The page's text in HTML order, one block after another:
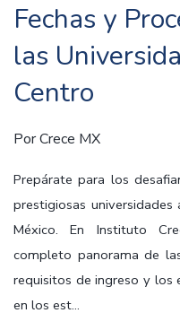
Fechas y
las
Centro
PorCrece MX
Prepárate para los
prestigiosas
México. En Instituto
completo panorama de
requisitos de ingreso y los
en los est...